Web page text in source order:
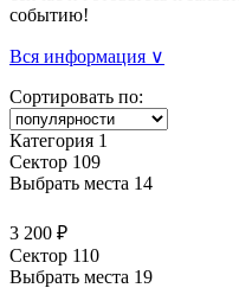
событию!
Вся информация ∨
Сортировать по:
Категория 1
Сектор 109
Выбрать места 14
3 200 ₽
Сектор 110
Выбрать места 19